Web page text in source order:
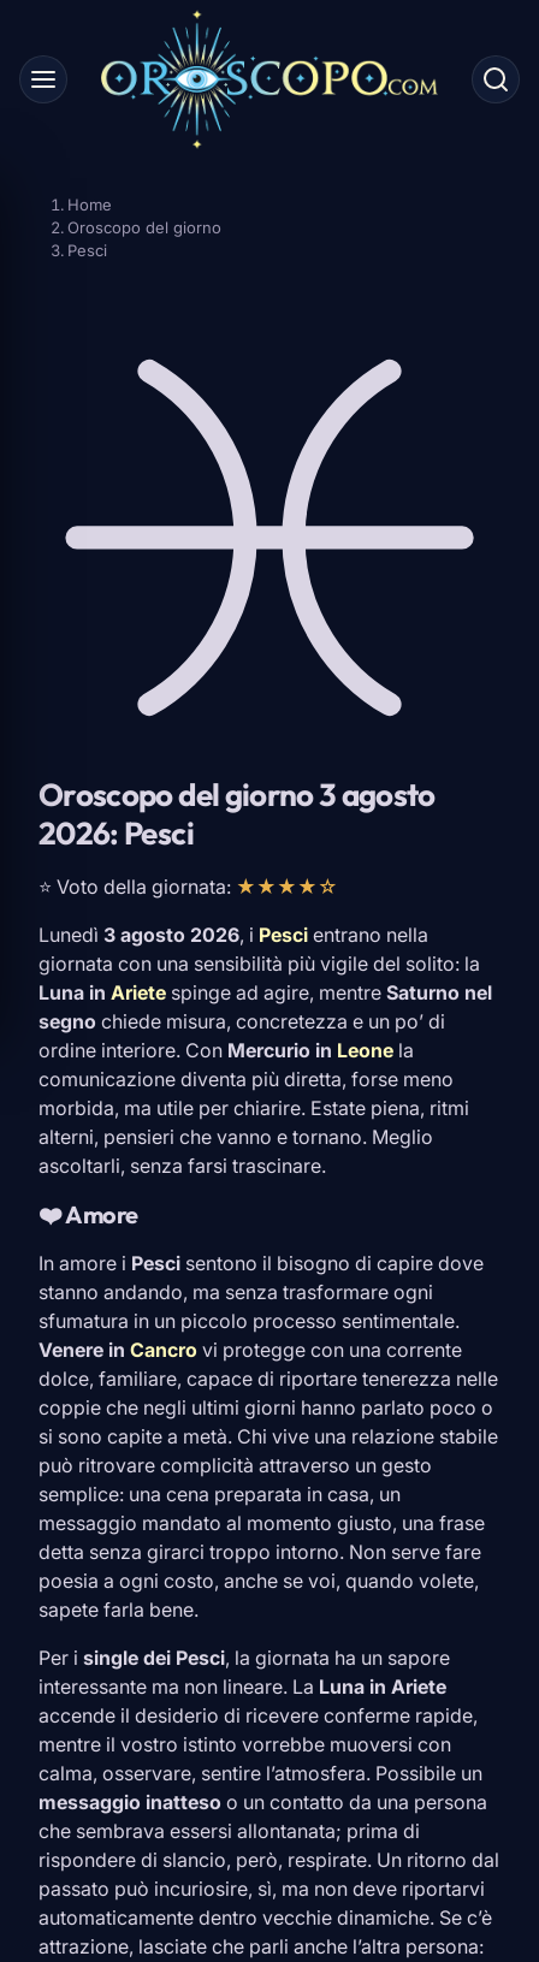
content
Home
Oroscopo del giorno
Pesci
Oroscopo del giorno 3 agosto
2026: Pesci
⭐ Voto della giornata: ★★★★☆
Lunedì 3 agosto 2026, i Pesci entrano nella
giornata con una sensibilità più vigile del solito: la
Luna in Ariete spinge ad agire, mentre Saturno nel
segno chiede misura, concretezza e un po’ di
ordine interiore. Con Mercurio in Leone la
comunicazione diventa più diretta, forse meno
morbida, ma utile per chiarire. Estate piena, ritmi
alterni, pensieri che vanno e tornano. Meglio
ascoltarli, senza farsi trascinare.
❤️ Amore
In amore i Pesci sentono il bisogno di capire dove
stanno andando, ma senza trasformare ogni
sfumatura in un piccolo processo sentimentale.
Venere in Cancro vi protegge con una corrente
dolce, familiare, capace di riportare tenerezza nelle
coppie che negli ultimi giorni hanno parlato poco o
si sono capite a metà. Chi vive una relazione stabile
può ritrovare complicità attraverso un gesto
semplice: una cena preparata in casa, un
messaggio mandato al momento giusto, una frase
detta senza girarci troppo intorno. Non serve fare
poesia a ogni costo, anche se voi, quando volete,
sapete farla bene.
Per i single dei Pesci, la giornata ha un sapore
interessante ma non lineare. La Luna in Ariete
accende il desiderio di ricevere conferme rapide,
mentre il vostro istinto vorrebbe muoversi con
calma, osservare, sentire l’atmosfera. Possibile un
messaggio inatteso o un contatto da una persona
che sembrava essersi allontanata; prima di
rispondere di slancio, però, respirate. Un ritorno dal
passato può incuriosire, sì, ma non deve riportarvi
automaticamente dentro vecchie dinamiche. Se c’è
attrazione, lasciate che parli anche l’altra persona: